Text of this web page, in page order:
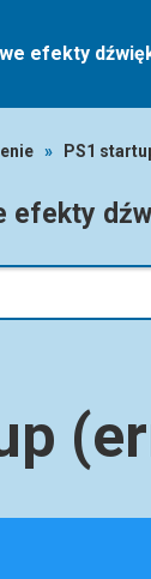
efekty
» PS1
efekty